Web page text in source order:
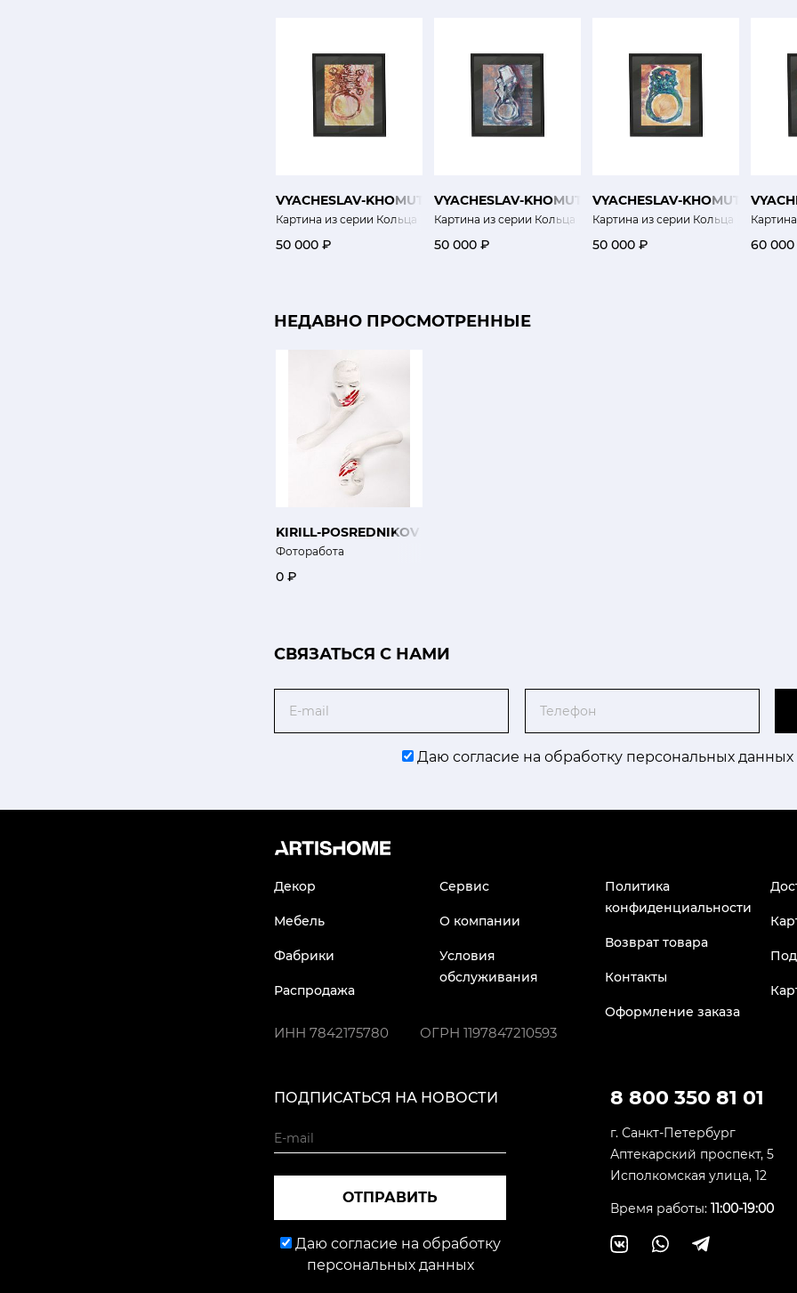
VYACHESLAV-KHOMUTOV
Картина из серии Кольца
50 000 ₽
VYACHESLAV-KHOMUTOV
Картина из серии Кольца
50 000 ₽
VYACHESLAV-KHOMUTOV
Картина из серии Кольца
50 000 ₽ 60
НЕДАВНО ПРОСМОТРЕННЫЕ
KIRILL-POSREDNIKOV
Фоторабота
0 ₽
CВЯЗАТЬСЯ С НАМИ
Даю согласие на обработку персональных данных
Декор
Мебель
Фабрики
Распродажа
Сервис
О компании
Условия
обслуживания
Политика
конфиденциальности
Возврат товара
Контакты
Оформление заказа
ИНН 7842175780 ОГРН 1197847210593
8 800 350 81 01
г. Санкт-Петербург
Аптекарский проспект, 5
Исполкомская улица, 12
Время работы: 11:00-19:00
ПОДПИСАТЬСЯ НА НОВОСТИ
ОТПРАВИТЬ
Даю согласие на обработку
персональных данных